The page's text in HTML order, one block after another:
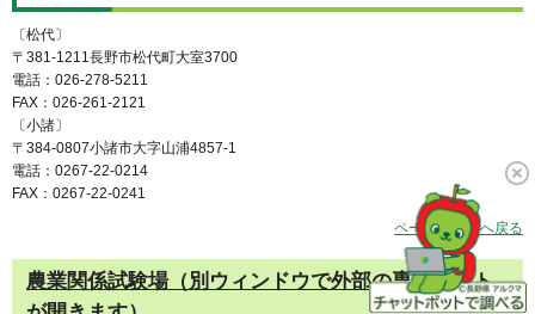
〔松代〕
〒381-1211長野市松代町大室3700
電話：026-278-5211
FAX：026-261-2121
〔小諸〕
〒384-0807小諸市大字山浦4857-1
電話：0267-22-0214
FAX：0267-22-0241
ページの先頭へ戻る
農業関係試験場（別ウィンドウで外部の専用サイト